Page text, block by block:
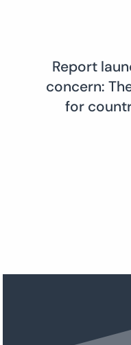
Report
concern:
for